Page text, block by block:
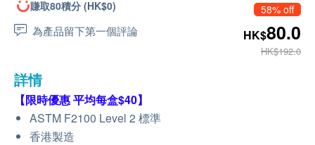
賺取80積分 (HK$0)
為產品留下第一個評論
58% off
HK$80.0
HK$192.0
詳情
【限時優惠 平均每盒$40】
ASTM F2100 Level 2 標準
香港製造